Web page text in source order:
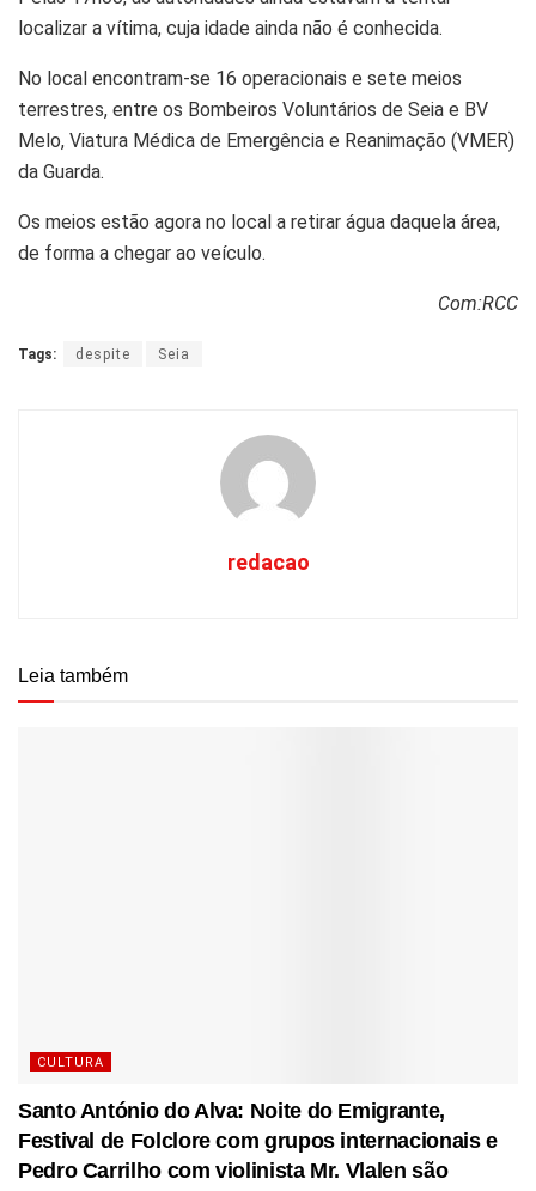
localizar a vítima, cuja idade ainda não é conhecida.
No local encontram-se 16 operacionais e sete meios
terrestres, entre os Bombeiros Voluntários de Seia e BV
Melo, Viatura Médica de Emergência e Reanimação (VMER)
da Guarda.
Os meios estão agora no local a retirar água daquela área,
de forma a chegar ao veículo.
Com:RCC
Tags: despite Seia
redacao
Leia também
CULTURA
Santo António do Alva: Noite do Emigrante,
Festival de Folclore com grupos internacionais e
Pedro Carrilho com violinista Mr. Vlalen são